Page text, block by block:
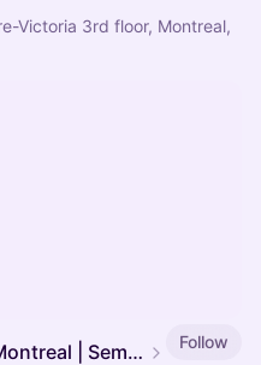
Victoria 3rd floor, Montreal,
OHMTL - Open House Montreal | Semaine PortesOuvertes.org
Follow